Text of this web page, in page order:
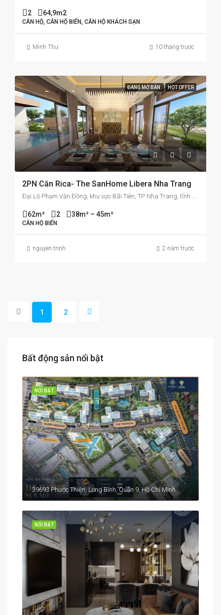
2 64,9m2
CĂN HỘ, CĂN HỘ BIỂN, CĂN HỘ KHÁCH SẠN
Minh Thư 10 tháng trước
ĐANG MỞ BÁN HOT OFFER
2PN Căn Rica- The SanHome Libera Nha Trang
Đại Lộ Phạm Văn Đồng, khu vực Bãi Tiên, TP Nha Trang, tỉnh Khánh Hòa
62m² 2 38m² – 45m²
CĂN HỘ BIỂN
nguyen trinh 2 năm trước
1 2
Bất động sản nổi bật
NỔI BẬT
39693 Phước Thiện, Long Bình, Quận 9, Hồ Chí Minh
NỔI BẬT